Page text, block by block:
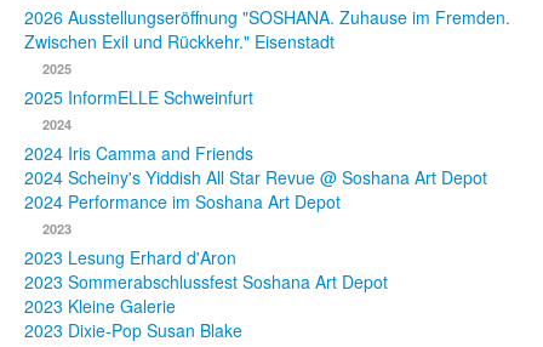
Biografie
Ausstellungen
& Projekte
Presse
2026 Ausstellungseröffnung "SOSHANA. Zuhause im Fremden.
Zwischen Exil und Rückkehr." Eisenstadt
2025
2025 InformELLE Schweinfurt
2024
2024 Iris Camma and Friends
2024 Scheiny's Yiddish All Star Revue @ Soshana Art Depot
2024 Performance im Soshana Art Depot
2023
2023 Lesung Erhard d'Aron
2023 Sommerabschlussfest Soshana Art Depot
2023 Kleine Galerie
2023 Dixie-Pop Susan Blake